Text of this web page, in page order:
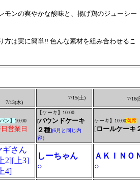
ンの爽やかな酸味と、揚げ鶏のジューシー
は実に簡単!! 色んな素材を組み合わせるこ
7/13(木)
7/15(土) 7/16(
パン】 10:00
営業日
【ケーキ】10:00
[パウンドケーキ
２種](6月と同じ内
容）
ケーキ】10:00満席
[ロールケーキ
ギさん
2][上3]
4]
しーちゃん
○
ＡＫＩＮＯ
○